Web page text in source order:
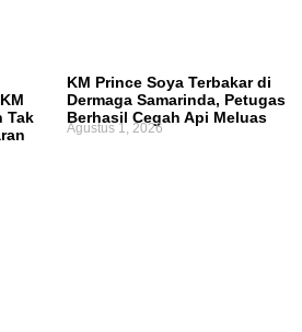
Tak
KM Prince Soya Terbakar di
Dermaga Samarinda, Petugas
Berhasil Cegah Api Meluas
Agustus 1, 2026